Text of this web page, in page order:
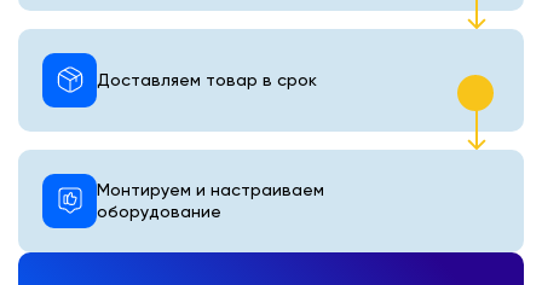
Монтируем и настраиваем
оборудование
Доставляем товар в срок